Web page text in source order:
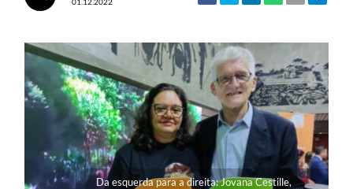
Da esquerda para a direita: Jovana Cestille,